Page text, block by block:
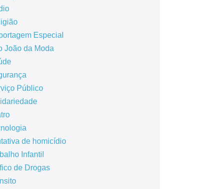
Especial
João da Moda
Público
de homicídio
Infantil
de Drogas